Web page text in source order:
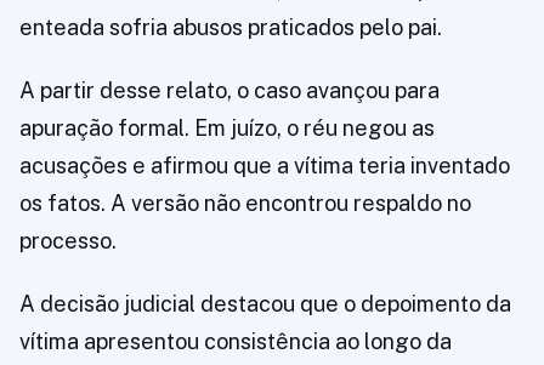
enteada sofria abusos praticados pelo pai.
A partir desse relato, o caso avançou para
apuração formal. Em juízo, o réu negou as
acusações e afirmou que a vítima teria inventado
os fatos. A versão não encontrou respaldo no
processo.
A decisão judicial destacou que o depoimento da
vítima apresentou consistência ao longo da